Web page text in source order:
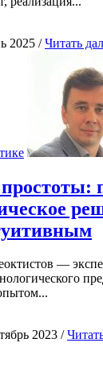
2025 /Читать
—
2023 /